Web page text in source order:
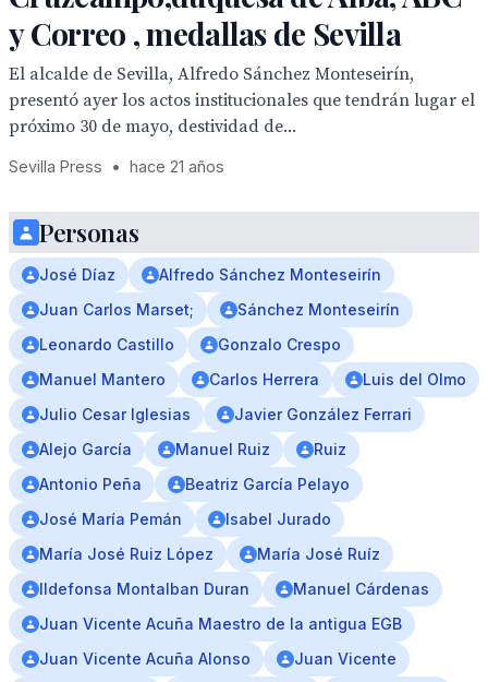
y Correo , medallas de Sevilla
El alcalde de Sevilla, Alfredo Sánchez Monteseirín,
presentó ayer los actos institucionales que tendrán lugar el
próximo 30 de mayo, destividad de...
Sevilla Press • hace 21 años
Personas
José Díaz
Alfredo Sánchez Monteseirín
Juan Carlos Marset;
Sánchez Monteseirín
Leonardo Castillo
Gonzalo Crespo
Manuel Mantero
Carlos Herrera
Luis del Olmo
Julio Cesar Iglesias
Javier González Ferrari
Alejo García
Manuel Ruiz
Ruiz
Antonio Peña
Beatriz García Pelayo
José María Pemán
Isabel Jurado
María José Ruiz López
María José Ruíz
Ildefonsa Montalban Duran
Manuel Cárdenas
Juan Vicente Acuña Maestro de la antigua EGB
Juan Vicente Acuña Alonso
Juan Vicente